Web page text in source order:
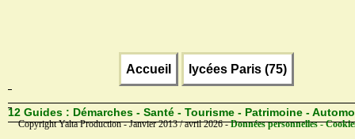
Accueil lycées Paris (75)
12 Guides : Démarches - Santé - Tourisme - Patrimoine -
Copyright Yalta Production - Janvier 2013 / avril 2026 -Données personnelles -